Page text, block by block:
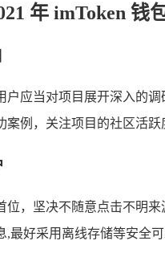
年 imToken 钱
户应当对项目展开深入的
例，关注项目的社区活
位，坚决不随意点击不明
最好采用离线存储等安全可